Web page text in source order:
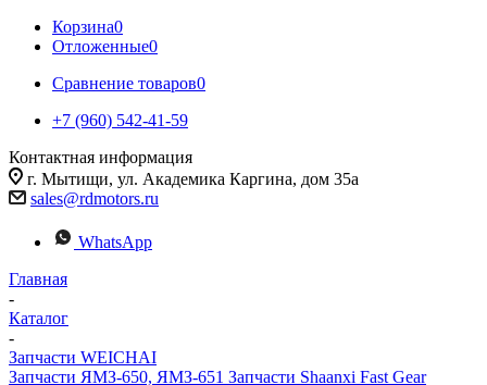
Корзина0
Отложенные0
Сравнение товаров0
+7 (960) 542-41-59
Контактная информация
г. Мытищи, ул. Академика Каргина, дом 35а
sales@rdmotors.ru
WhatsApp
Главная
-
Каталог
-
Запчасти WEICHAI
Запчасти ЯМЗ-650, ЯМЗ-651 Запчасти Shaanxi Fast Gear